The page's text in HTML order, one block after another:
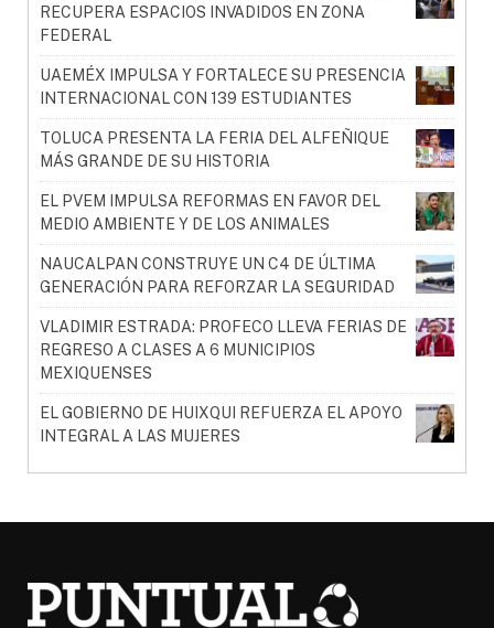
RECUPERA ESPACIOS INVADIDOS EN ZONA
FEDERAL
UAEMÉX IMPULSA Y FORTALECE SU PRESENCIA
INTERNACIONAL CON 139 ESTUDIANTES
TOLUCA PRESENTA LA FERIA DEL ALFEÑIQUE
MÁS GRANDE DE SU HISTORIA
EL PVEM IMPULSA REFORMAS EN FAVOR DEL
MEDIO AMBIENTE Y DE LOS ANIMALES
NAUCALPAN CONSTRUYE UN C4 DE ÚLTIMA
GENERACIÓN PARA REFORZAR LA SEGURIDAD
VLADIMIR ESTRADA: PROFECO LLEVA FERIAS DE
REGRESO A CLASES A 6 MUNICIPIOS
MEXIQUENSES
EL GOBIERNO DE HUIXQUI REFUERZA EL APOYO
INTEGRAL A LAS MUJERES